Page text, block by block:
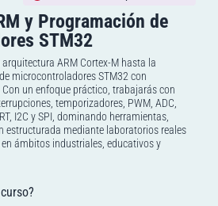
y Programación de
STM32
ARM Cortex-M hasta la
microcontroladores STM32 con
Con un enfoque práctico, trabajarás con
temporizadores, PWM, ADC,
I2C y SPI, dominando herramientas,
estructurada mediante laboratorios reales
ámbitos industriales, educativos y